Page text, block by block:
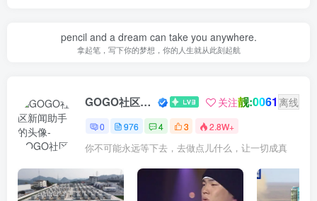
pencil and a dream can take you anywhere.
拿起笔，写下你的梦想，你的人生就从此刻起航
GOGO社区新闻助手 关注靓:0061 离线
0 976 4 3 2.8W+
你不可能永远等下去，去做点儿什么，让一切成真